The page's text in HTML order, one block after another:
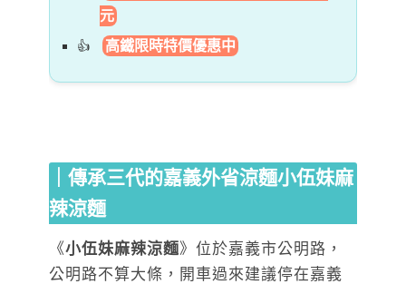
元
高鐵限時特價優惠中
｜傳承三代的嘉義外省涼麵小伍妹麻
辣涼麵
《小伍妹麻辣涼麵》位於嘉義市公明路，
公明路不算大條，開車過來建議停在嘉義